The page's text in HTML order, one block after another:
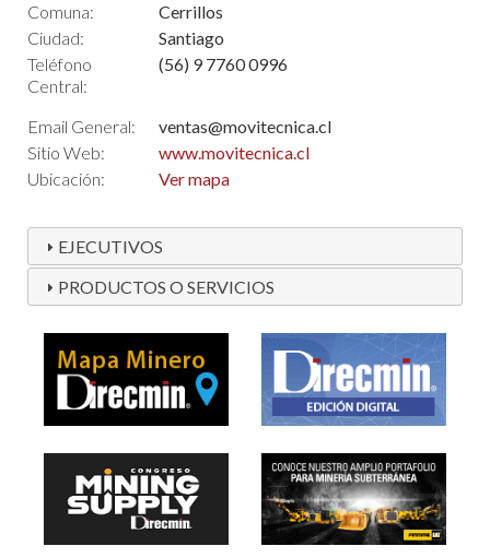
Comuna:
Cerrillos
Ciudad:
Santiago
Teléfono
Central:
(56) 9 7760 0996
Email General:
ventas@movitecnica.cl
Sitio Web:
www.movitecnica.cl
Ubicación:
Ver mapa
EJECUTIVOS
PRODUCTOS O SERVICIOS